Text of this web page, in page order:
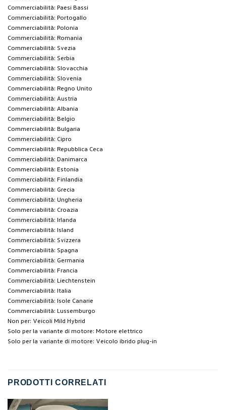
Commerciabilità: Paesi Bassi
Commerciabilità: Portogallo
Commerciabilità: Polonia
Commerciabilità: Romania
Commerciabilità: Svezia
Commerciabilità: Serbia
Commerciabilità: Slovacchia
Commerciabilità: Slovenia
Commerciabilità: Regno Unito
Commerciabilità: Austria
Commerciabilità: Albania
Commerciabilità: Belgio
Commerciabilità: Bulgaria
Commerciabilità: Cipro
Commerciabilità: Repubblica Ceca
Commerciabilità: Danimarca
Commerciabilità: Estonia
Commerciabilità: Finlandia
Commerciabilità: Grecia
Commerciabilità: Ungheria
Commerciabilità: Croazia
Commerciabilità: Irlanda
Commerciabilità: Island
Commerciabilità: Svizzera
Commerciabilità: Spagna
Commerciabilità: Germania
Commerciabilità: Francia
Commerciabilità: Liechtenstein
Commerciabilità: Italia
Commerciabilità: Isole Canarie
Commerciabilità: Lussemburgo
Non per: Veicoli Mild Hybrid
Solo per la variante di motore: Motore elettrico
Solo per la variante di motore: Veicolo ibrido plug-in
PRODOTTI CORRELATI